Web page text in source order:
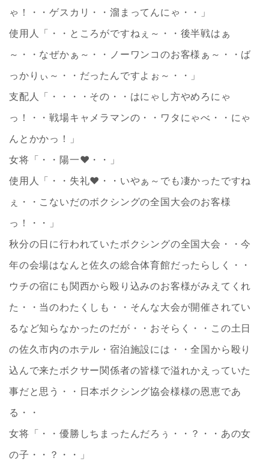
ゃ！・・ゲスカリ・・溜まってんにゃ・・」
使用人「・・ところがですねぇ～・・後半戦はぁ
～・・なぜかぁ～・・ノーワンコのお客様ぁ～・・ば
っかりぃ～・・だったんですよぉ～・・」
支配人「・・・・その・・はにゃし方やめろにゃ
っ！・・戦場キャメラマンの・・ワタにゃべ・・にゃ
んとかかっ！」
女将「・・陽一❤・・」
使用人「・・失礼❤・・いやぁ～でも凄かったですね
ぇ・・こないだのボクシングの全国大会のお客様
っ！・・」
秋分の日に行われていたボクシングの全国大会・・今
年の会場はなんと佐久の総合体育館だったらしく・・
ウチの宿にも関西から殴り込みのお客様がみえてくれ
た・・当のわたくしも・・そんな大会が開催されてい
るなど知らなかったのだが・・おそらく・・この土日
の佐久市内のホテル・宿泊施設には・・全国から殴り
込んで来たボクサー関係者の皆様で溢れかえっていた
事だと思う・・日本ボクシング協会様様の恩恵であ
る・・
女将「・・優勝しちまったんだろぅ・・？・・あの女
の子・・？・・」